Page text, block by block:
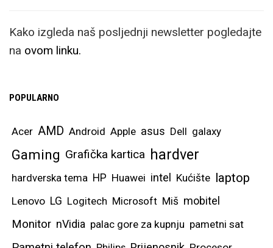
Kako izgleda naš posljednji newsletter pogledajte
na ovom linku.
POPULARNO
Acer AMD Android Apple asus Dell galaxy
Gaming Grafička kartica hardver
hardverska tema HP Huawei intel Kućište laptop
Lenovo LG Logitech Microsoft Miš mobitel
Monitor nVidia palac gore za kupnju pametni sat